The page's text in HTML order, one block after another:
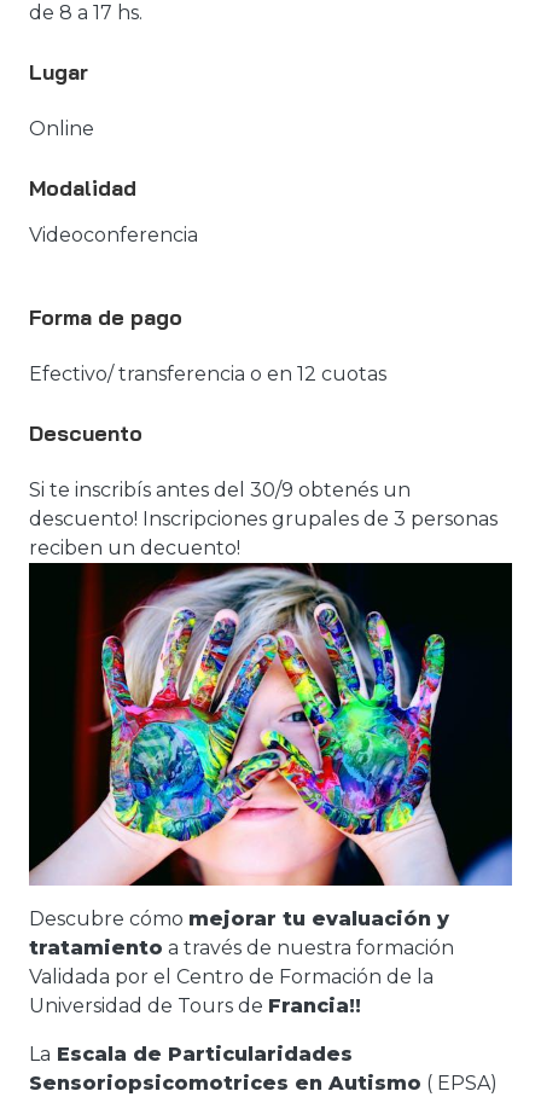
de 8 a 17 hs.
Lugar
Online
Modalidad
Videoconferencia
Forma de pago
Efectivo/ transferencia o en 12 cuotas
Descuento
Si te inscribís antes del 30/9 obtenés un
descuento! Inscripciones grupales de 3 personas
reciben un decuento!
Descubre cómo mejorar tu evaluación y
tratamiento a través de nuestra formación
Validada por el Centro de Formación de la
Universidad de Tours de Francia!!
La Escala de Particularidades
Sensoriopsicomotrices en Autismo ( EPSA)